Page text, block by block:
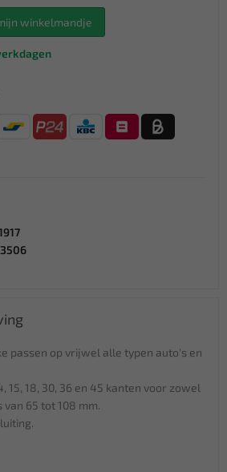
winkelmandje
passen op vrijwel alle typen auto's en
15, 18, 30, 36 en 45 kanten voor zowel
65 tot 108 mm.